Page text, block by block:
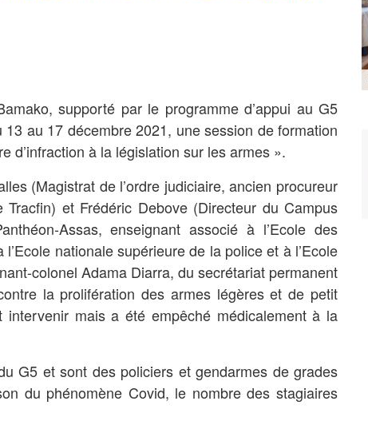
supporté par le programme d’appui au G5
au 17 décembre 2021, une session de formation
d’infraction à la législation sur les armes ».
(Magistrat de l’ordre judiciaire, ancien procureur
et Frédéric Debove (Directeur du Campus
Assas, enseignant associé à l’Ecole des
nationale supérieure de la police et à l’Ecole
colonel Adama Diarra, du secrétariat permanent
la prolifération des armes légères et de petit
intervenir mais a été empêché médicalement à la
G5 et sont des policiers et gendarmes de grades
du phénomène Covid, le nombre des stagiaires